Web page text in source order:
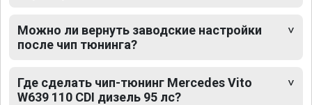
Можно ли вернуть заводские настройки
после чип тюнинга?
Где сделать чип-тюнинг Mercedes Vito
W639 110 CDI дизель 95 лс?